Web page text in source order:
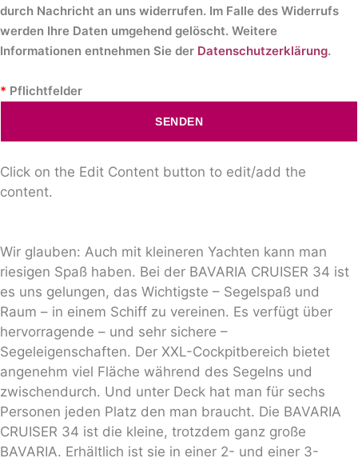
durch Nachricht an uns widerrufen. Im Falle des Widerrufs
werden Ihre Daten umgehend gelöscht. Weitere
Informationen entnehmen Sie der Datenschutzerklärung.
* Pflichtfelder
SENDEN
Click on the Edit Content button to edit/add the
content.
Wir glauben: Auch mit kleineren Yachten kann man
riesigen Spaß haben. Bei der BAVARIA CRUISER 34 ist
es uns gelungen, das Wichtigste – Segelspaß und
Raum – in einem Schiff zu vereinen. Es verfügt über
hervorragende – und sehr sichere –
Segeleigenschaften. Der XXL-Cockpitbereich bietet
angenehm viel Fläche während des Segelns und
zwischendurch. Und unter Deck hat man für sechs
Personen jeden Platz den man braucht. Die BAVARIA
CRUISER 34 ist die kleine, trotzdem ganz große
BAVARIA. Erhältlich ist sie in einer 2- und einer 3-